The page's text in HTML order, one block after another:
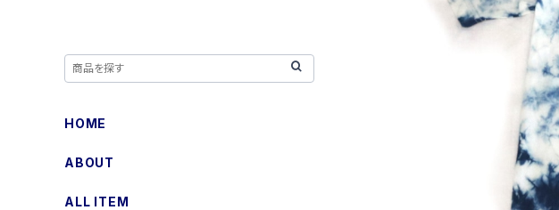
HOME
ABOUT
ALL ITEM